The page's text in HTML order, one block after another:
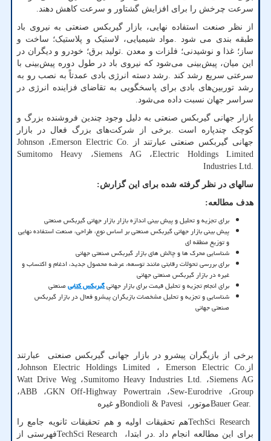
سرعت چرخش را برای افزایش گشتاور و سرعت کاهش دهند.
از نظر صنعت استفاده نهایی، بازار گیربکس صنعتی به نیروی باد
طبقه بندی می شود .مواد شیمیایی، لاستیک و پلاستیک؛ ساخت و
ساز؛ غذا و نوشیدنی؛ فلزات و معدن .تولید برق؛ خودرو و دیگران در
این میان، پیش‌بینی می‌شود که نیروی باد در طول دوره پیش‌بینی با
سرعتی سریع رشد کند .رشد دسته انرژی بادی عمدتاً به نصب رو به
رشد توربین‌های بادی برای پاسخگویی به تقاضای فزاینده انرژی در
سراسر جهان نسبت داده می‌شود.
بازار جهانی گیربکس صنعتی به دلیل وجود چندین فروشنده بزرگ و
کوچک چندپاره است .برخی از شرکت‌های بزرگ فعال در بازار
جهانی گیربکس صنعتی عبارتند از Emerson Electric Co.، Johnson
Electric Holdings Limited، Siemens AG، Sumitomo Heavy
Industries Ltd.
سالهای در نظر گرفته شده برای این گزارش:
هدف مطالعه:
برای تجزیه و تحلیل و پیش بینی اندازه بازار بازار جهانی گیربکس صنعتی
پیش بینی بازار جهانی گیربکس صنعتی بر اساس نوع، طراحی، صنعت استفاده نهایی
و توزیع منطقه ای
شناسایی محرک ها و چالش های بازار گیربکس صنعتی جهانی
برای بررسی تحولات رقابتی مانند توسعه، عرضه محصول جدید، ادغام و اکتساب و
غیره در بازار گیربکس صنعتی جهانی
برای انجام تجزیه و تحلیل قیمت برای بازار جهانیگیربکس کتابیصنعتی
شناسایی و تجزیه و تحلیل مشخصات بازیگران پیشرو فعال در بازار گیربکس
صنعتی جهانی
برخی از بازیگران پیشرو در بازار جهانی گیربکس صنعتی عبارتند
از Emerson Electric Co. ، Johnson Electric Holdings Limited،
Siemens AG، Sumitomo Heavy Industries Ltd.،Watt Drive Weg
Group، Sew-Eurodrive،GKN Off-Highway Powertrain، ABB،
Bauer Gear.موتور، Bondioli & Pavesiو غیره
TechSci Researchهم تحقیقات اولیه و هم تحقیقات ثانویه جامع را
برای این مطالعه انجام داد.در ابتدا، TechSci Researchفهرستی از